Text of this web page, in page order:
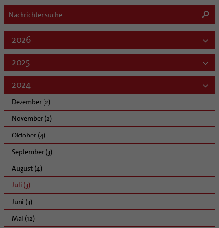
2026
2025
2024
Dezember (2)
November (2)
Oktober (4)
September (3)
August (4)
Juli (3)
Juni (3)
Mai (12)